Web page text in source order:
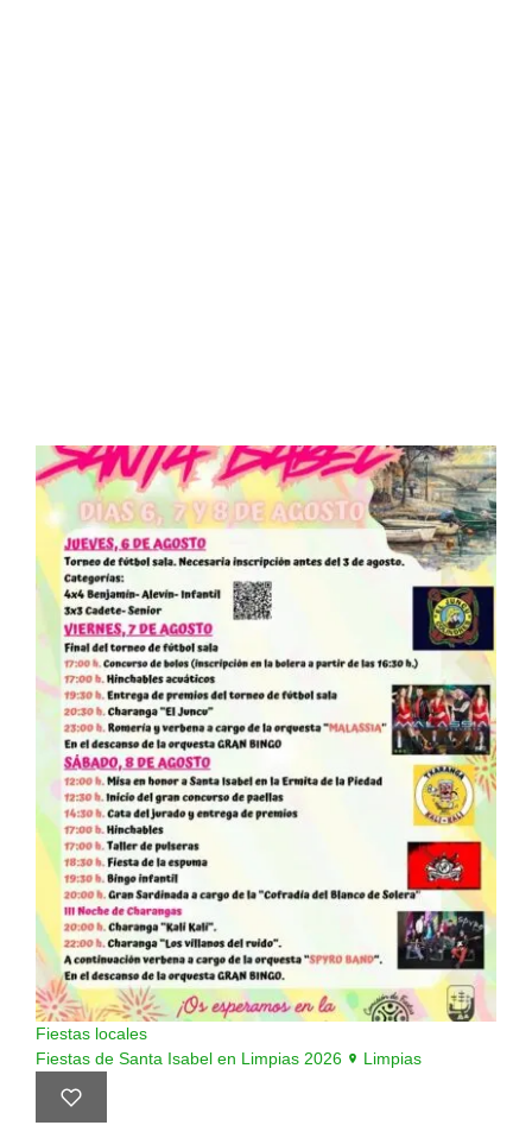
Fiestas locales
Fiestas de Santa Isabel en Limpias 2026
Limpias